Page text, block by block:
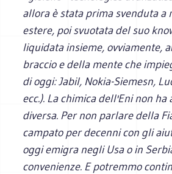
allora è stata prima svenduta a
estere, poi svuotata del suo
liquidata insieme, ovviamente,
braccio e della mente che
di oggi: Jabil, Nokia-Siemesn,
ecc.). La chimica dell'Eni non ha
diversa. Per non parlare della
campato per decenni con gli
oggi emigra negli Usa o in
convenienze. E potremmo